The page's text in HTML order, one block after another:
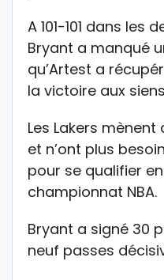
A 101-101 dans les
Bryant a manqué
qu’Artest a
la victoire aux
Les Lakers
et n’ont plus
pour se qualifier
championnat NBA.
Bryant a signé 30
neuf passes